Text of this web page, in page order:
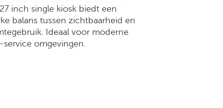
inch single kiosk biedt een
balans tussen zichtbaarheid en
Ideaal voor moderne
service omgevingen.